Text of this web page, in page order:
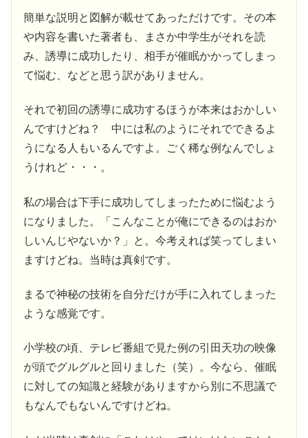
簡単な説明と図解が載せてあっただけです。その本
や内容を書いた著者も、まさか中学生がそれを読
み、誘導に成功したり、相手が催眠かかってしまっ
て悩む、などと思う訳がありません。
それで初回の誘導に成功するほうが本来はおかしい
んですけどね？ 中には私のようにそれでできるよ
うになる人もいるんですよ。ごく稀な例なんでしょ
うけれど・・・。
私の場合は下手に成功してしまったために悩むよう
になりました。「こんなことが俺にできるのはおか
しいんじやないか？」と。今考えれば笑ってしまい
ますけどね。当時は真剣です。
まるで神秘の技術を自分だけが手に入れてしまった
ような感覚です。
小学校の頃、テレビ番組で見た例の引田天功の映像
が頭でグルグルと回りました（笑）。今なら、催眠
に対しての知識と経験がありますから別に不思議で
もなんでもないんですけどね。